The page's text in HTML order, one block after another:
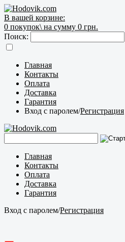
В вашей корзине:
0 покупок\ на сумму 0 грн.
Поиск:
Главная
Контакты
Оплата
Доставка
Гарантия
Вход с паролем/Регистрация
Главная
Контакты
Оплата
Доставка
Гарантия
Вход с паролем/Регистрация